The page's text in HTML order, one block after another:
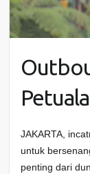
JAKARTA,
untuk
penting dari